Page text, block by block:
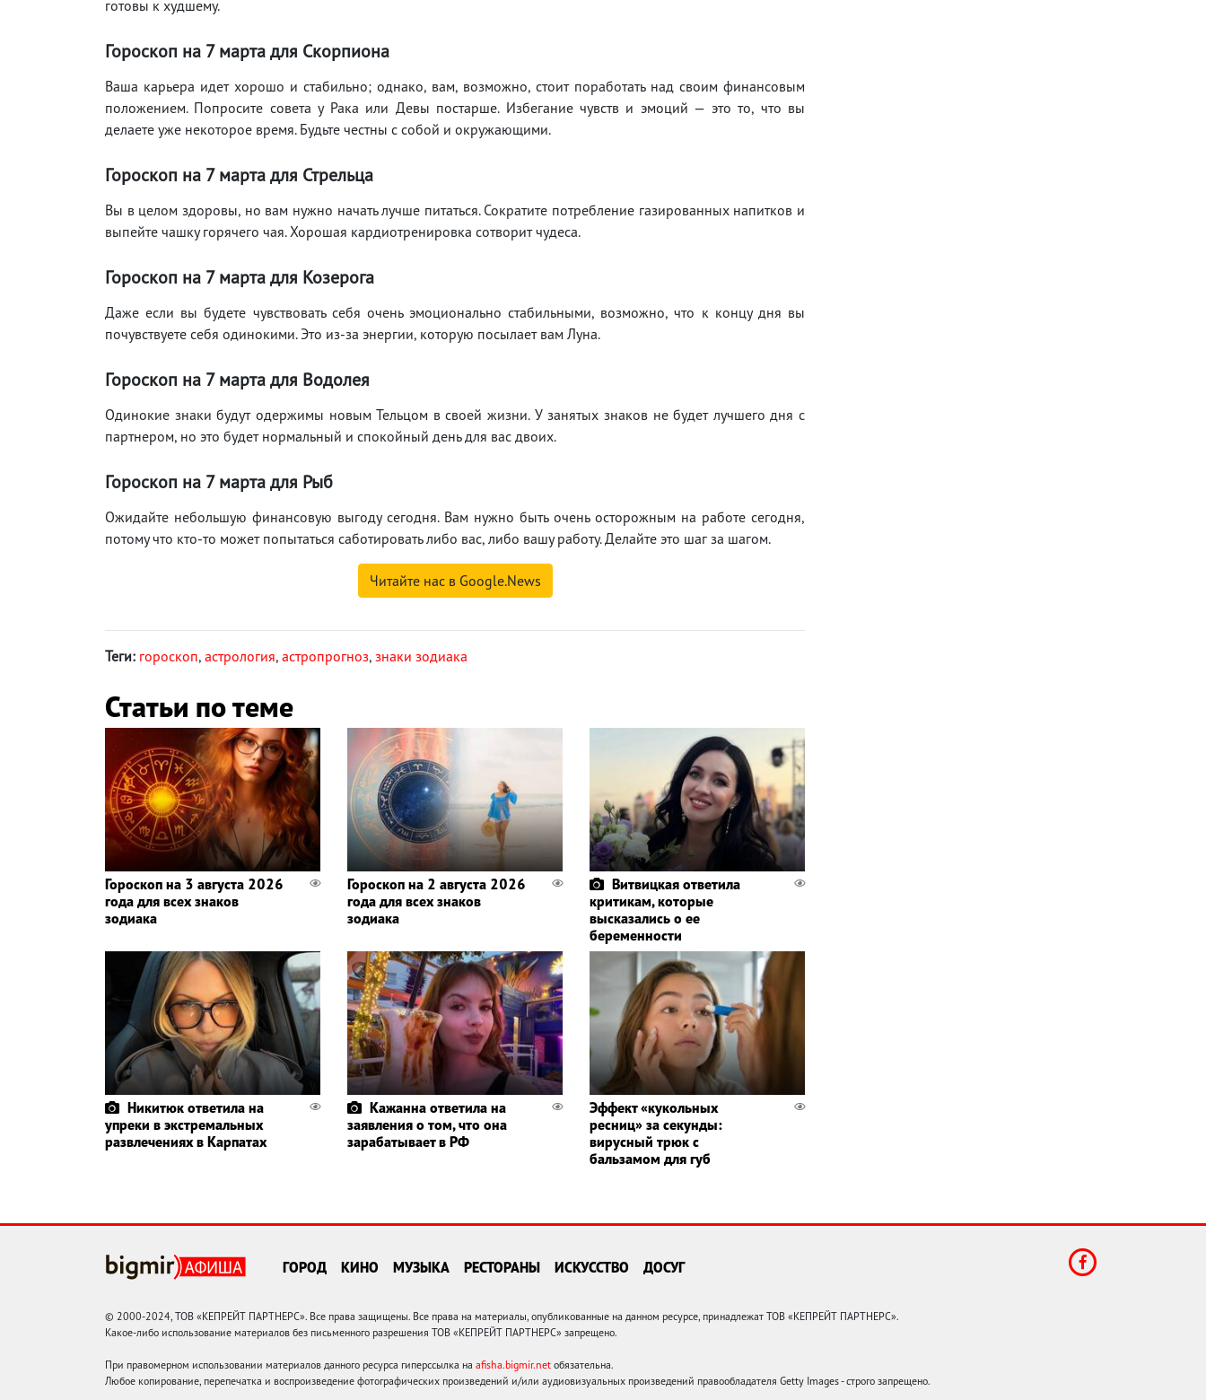
готовы к худшему.
Гороскоп на 7 марта для Скорпиона
Ваша карьера идет хорошо и стабильно; однако, вам, возможно, стоит поработать над своим финансовым
положением. Попросите совета у Рака или Девы постарше. Избегание чувств и эмоций — это то, что вы
делаете уже некоторое время. Будьте честны с собой и окружающими.
Гороскоп на 7 марта для Стрельца
Вы в целом здоровы, но вам нужно начать лучше питаться. Сократите потребление газированных напитков и
выпейте чашку горячего чая. Хорошая кардиотренировка сотворит чудеса.
Гороскоп на 7 марта для Козерога
Даже если вы будете чувствовать себя очень эмоционально стабильными, возможно, что к концу дня вы
почувствуете себя одинокими. Это из-за энергии, которую посылает вам Луна.
Гороскоп на 7 марта для Водолея
Одинокие знаки будут одержимы новым Тельцом в своей жизни. У занятых знаков не будет лучшего дня с
партнером, но это будет нормальный и спокойный день для вас двоих.
Гороскоп на 7 марта для Рыб
Ожидайте небольшую финансовую выгоду сегодня. Вам нужно быть очень осторожным на работе сегодня,
потому что кто-то может попытаться саботировать либо вас, либо вашу работу. Делайте это шаг за шагом.
Читайте нас в Google.News
Теги: гороскоп, астрология, астропрогноз, знаки зодиака
Статьи по теме
Гороскоп на 3 августа 2026
года для всех знаков
зодиака
Гороскоп на 2 августа 2026
года для всех знаков
зодиака
Витвицкая ответила
критикам, которые
высказались о ее
беременности
Никитюк ответила на
упреки в экстремальных
развлечениях в Карпатах
Кажанна ответила на
заявления о том, что она
зарабатывает в РФ
Эффект «кукольных
ресниц» за секунды:
вирусный трюк с
бальзамом для губ
ГОРОД КИНО МУЗЫКА РЕСТОРАНЫ ИСКУССТВО ДОСУГ
© 2000-2024, ТОВ «КЕПРЕЙТ ПАРТНЕРС». Все права защищены. Все права на материалы, опубликованные на данном ресурсе, принадлежат ТОВ «КЕПРЕЙТ ПАРТНЕРС».
Какое-либо использование материалов без письменного разрешения ТОВ «КЕПРЕЙТ ПАРТНЕРС» запрещено.
При правомерном использовании материалов данного ресурса гиперссылка на afisha.bigmir.net обязательна.
Любое копирование, перепечатка и воспроизведение фотографических произведений и/или аудиовизуальных произведений правообладателя Getty Images - строго запрещено.